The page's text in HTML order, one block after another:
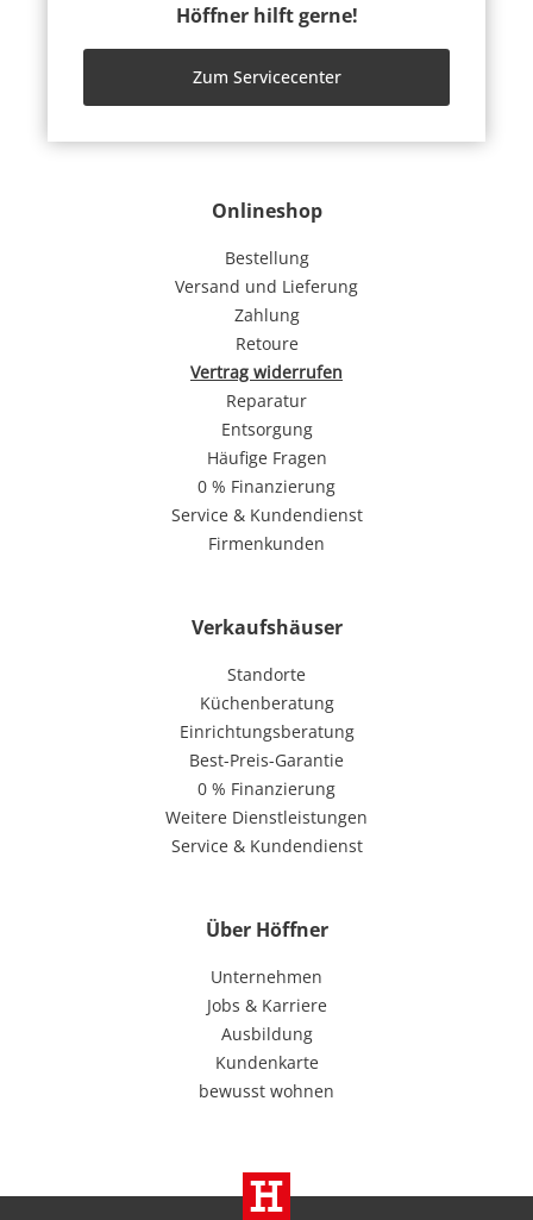
Onlineshop
Bestellung
Versand und Lieferung
Zahlung
Retoure
Vertrag widerrufen
Reparatur
Entsorgung
Häufige Fragen
0 % Finanzierung
Service & Kundendienst
Firmenkunden
Verkaufshäuser
Standorte
Küchenberatung
Einrichtungsberatung
Best-Preis-Garantie
0 % Finanzierung
Weitere Dienstleistungen
Service & Kundendienst
Über Höffner
Unternehmen
Jobs & Karriere
Ausbildung
Kundenkarte
bewusst wohnen
Höffner hilft gerne!
Zum Servicecenter